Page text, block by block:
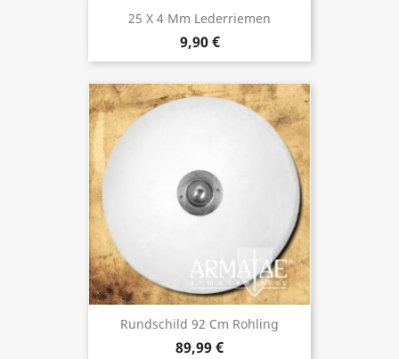
25 X 4 Mm Lederriemen
9,90 €
Rundschild 92 Cm Rohling
89,99 €